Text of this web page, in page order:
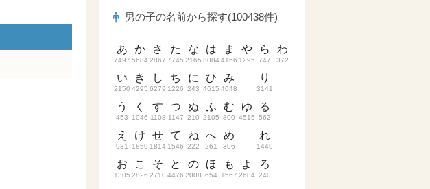
男の子の名前から探す(100438件)
あ
7497
い
2150
う
453
え
931
お
1305
か
5684
き
4295
く
1046
け
1859
こ
2826
さ
2867
し
6279
す
1108
せ
1814
そ
2710
た
7745
ち
1226
つ
1147
て
1546
と
4476
な
2165
に
243
ぬ
210
ね
222
の
2008
は
3084
ひ
4615
ふ
2105
へ
261
ほ
654
ま
4166
み
4048
む
800
め
306
も
1567
や
1295
ゆ
4515
よ
2684
ら
747
り
3141
る
562
れ
1449
ろ
240
わ
372